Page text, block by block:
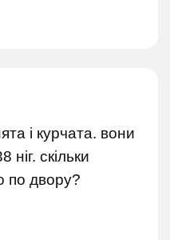
і курчата. вони
ніг. скільки
по двору?